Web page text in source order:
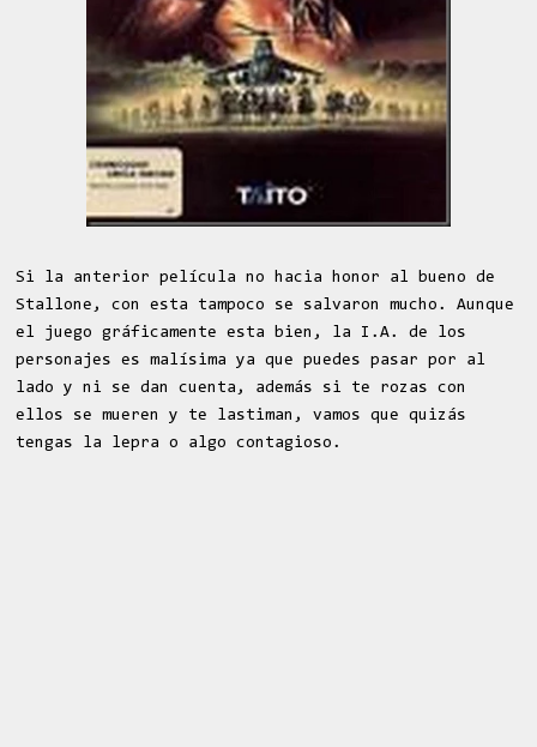
Si la anterior película no hacia honor al bueno de
Stallone, con esta tampoco se salvaron mucho. Aunque
el juego gráficamente esta bien, la I.A. de los
personajes es malísima ya que puedes pasar por al
lado y ni se dan cuenta, además si te rozas con
ellos se mueren y te lastiman, vamos que quizás
tengas la lepra o algo contagioso.